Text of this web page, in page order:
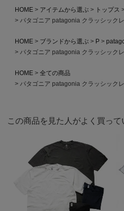
HOME アイテムから選ぶ トップス
パタゴニア patagonia クラッシック
HOME ブランドから選ぶ P
パタゴニア patagonia クラッシック
HOME
全ての商品
パタゴニア patagonia クラッシック
この商品を見た人がよく買って